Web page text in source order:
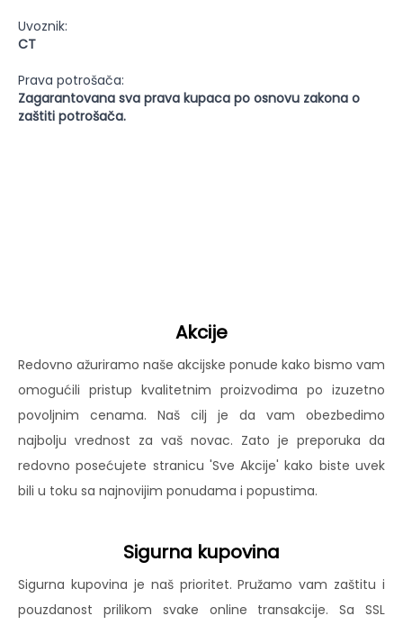
Uvoznik:
CT
Prava potrošača:
Zagarantovana sva prava kupaca po osnovu zakona o
zaštiti potrošača.
Akcije
Redovno ažuriramo naše akcijske ponude kako bismo vam
omogućili pristup kvalitetnim proizvodima po izuzetno
povoljnim cenama. Naš cilj je da vam obezbedimo
najbolju vrednost za vaš novac. Zato je preporuka da
redovno posećujete stranicu 'Sve Akcije' kako biste uvek
bili u toku sa najnovijim ponudama i popustima.
Sigurna kupovina
Sigurna kupovina je naš prioritet. Pružamo vam zaštitu i
pouzdanost prilikom svake online transakcije. Sa SSL